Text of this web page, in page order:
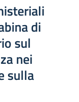
di
sul
nei
sulla